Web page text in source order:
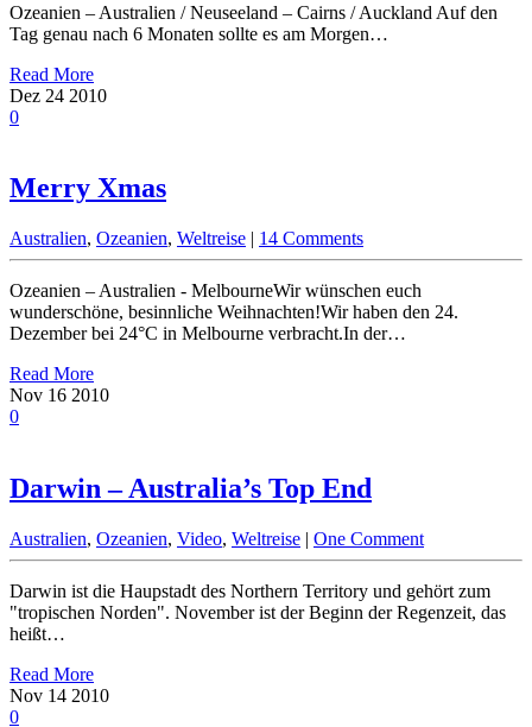
Ozeanien – Australien / Neuseeland – Cairns / Auckland Auf den
Tag genau nach 6 Monaten sollte es am Morgen…
Read More
Dez 24 2010
0
Merry Xmas
Australien, Ozeanien, Weltreise | 14 Comments
Ozeanien – Australien - MelbourneWir wünschen euch
wunderschöne, besinnliche Weihnachten!Wir haben den 24.
Dezember bei 24°C in Melbourne verbracht.In der…
Read More
Nov 16 2010
0
Darwin – Australia’s Top End
Australien, Ozeanien, Video, Weltreise | One Comment
Darwin ist die Haupstadt des Northern Territory und gehört zum
"tropischen Norden". November ist der Beginn der Regenzeit, das
heißt…
Read More
Nov 14 2010
0